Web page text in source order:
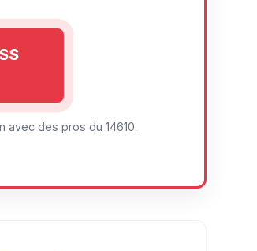
avec des pros du 14610.